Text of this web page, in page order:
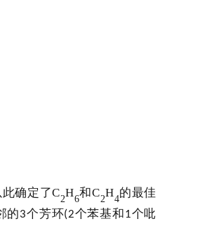
确定了C2H6和C2H4的最佳
的3个芳环(2个苯基和 1个吡